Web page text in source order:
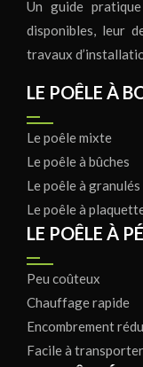
Un guide
disponibles, leur
travaux
LE POÊLE À
Le poêle mixte
Le poêle à bûches
Le poêle à granulés
Le poêle à
LE POÊLE À
Peu coûteux
Chauffage rapide
Encombrement
Facile à transporter